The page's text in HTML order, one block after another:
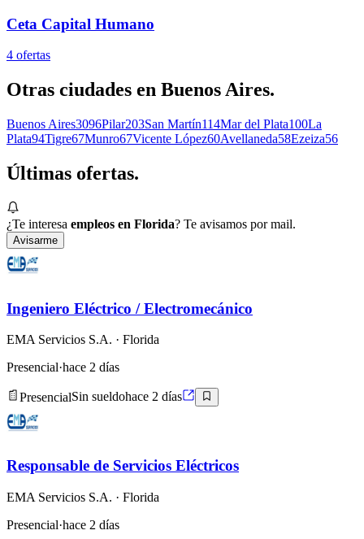
Ceta Capital Humano
4 ofertas
Otras ciudades en Buenos Aires.
Buenos Aires3096Pilar203San Martín114Mar del Plata100La
Plata94Tigre67Munro67Vicente López60Avellaneda58Ezeiza56
Últimas ofertas.
¿Te interesa empleos en Florida? Te avisamos por mail.
Avisarme
Ingeniero Eléctrico / Electromecánico
EMA Servicios S.A. · Florida
Presencial·hace 2 días
PresencialSin sueldohace 2 días
Responsable de Servicios Eléctricos
EMA Servicios S.A. · Florida
Presencial·hace 2 días